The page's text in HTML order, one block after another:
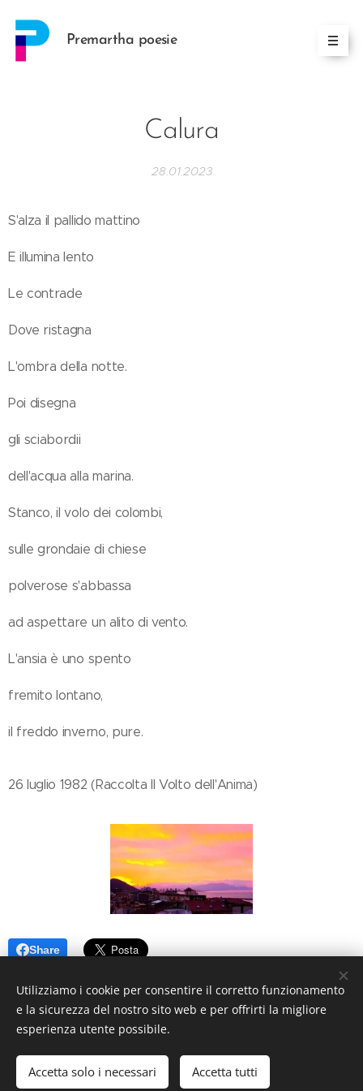
Premartha poesie
Calura
28.01.2023
S'alza il pallido mattino
E illumina lento
Le contrade
Dove ristagna
L'ombra della notte.
Poi disegna
gli sciabordii
dell'acqua alla marina.
Stanco, il volo dei colombi,
sulle grondaie di chiese
polverose s'abbassa
ad aspettare un alito di vento.
L'ansia è uno spento
fremito lontano,
il freddo inverno, pure.
26 luglio 1982 (Raccolta Il Volto dell'Anima)
Share
© 2026 Premartha Poesie. Tutti i diritti riservati.
Creato con
Webnode Cookies
Utilizziamo i cookie per consentire il corretto funzionamento
e la sicurezza del nostro sito web e per offrirti la migliore
esperienza utente possibile.
Accetta solo i necessari Accetta tutti